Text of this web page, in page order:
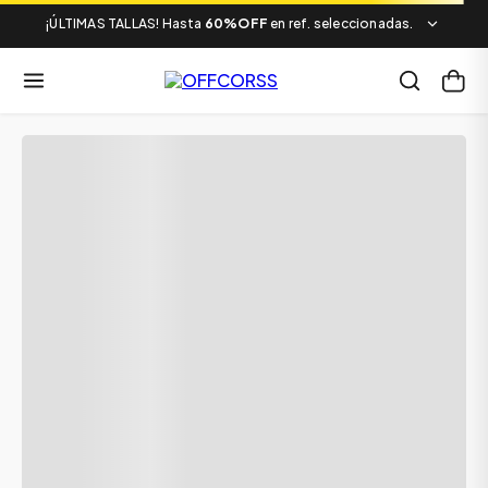
¡ÚLTIMAS TALLAS! Hasta 60%OFF en ref. seleccionadas.